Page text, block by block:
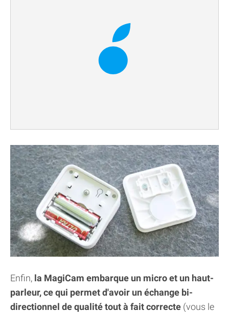
Enfin, la MagiCam embarque un micro et un haut-
parleur, ce qui permet d'avoir un échange bi-
directionnel de qualité tout à fait correcte (vous le